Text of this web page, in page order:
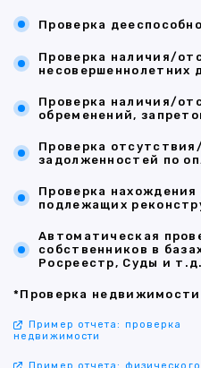
Проверка
Проверка наличия/
несовершеннолетних
Проверка наличия/
обременений,
Проверка
задолженностей по
Проверка нахождения
подлежащих
Автоматическая
собственников в
Росреестр, Суды и т.д.
*Проверка
Пример отчета: проверка
недвижимости